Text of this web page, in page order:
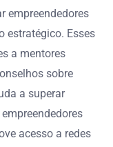
empreendedores
estratégico. Esses
a mentores
sobre
a superar
acesso a redes